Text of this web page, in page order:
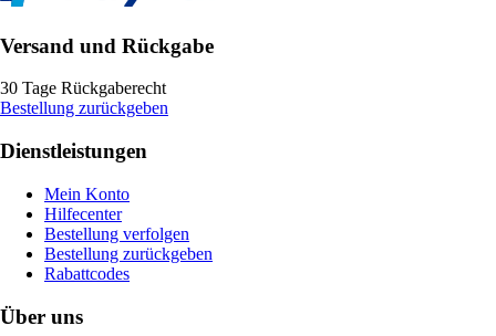
Versand und Rückgabe
30 Tage Rückgaberecht
Bestellung zurückgeben
Dienstleistungen
Mein Konto
Hilfecenter
Bestellung verfolgen
Bestellung zurückgeben
Rabattcodes
Über uns